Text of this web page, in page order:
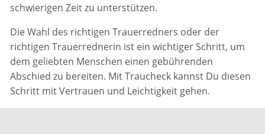
schwierigen Zeit zu unterstützen.
Die Wahl des richtigen Trauerredners oder der
richtigen Trauerrednerin ist ein wichtiger Schritt, um
dem geliebten Menschen einen gebührenden
Abschied zu bereiten. Mit Traucheck kannst Du diesen
Schritt mit Vertrauen und Leichtigkeit gehen.